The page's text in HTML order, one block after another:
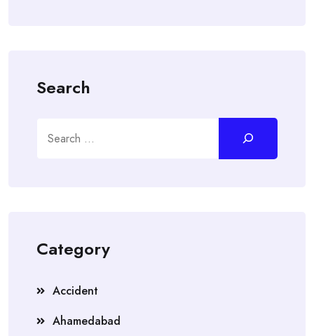
Search
Category
Accident
Ahamedabad